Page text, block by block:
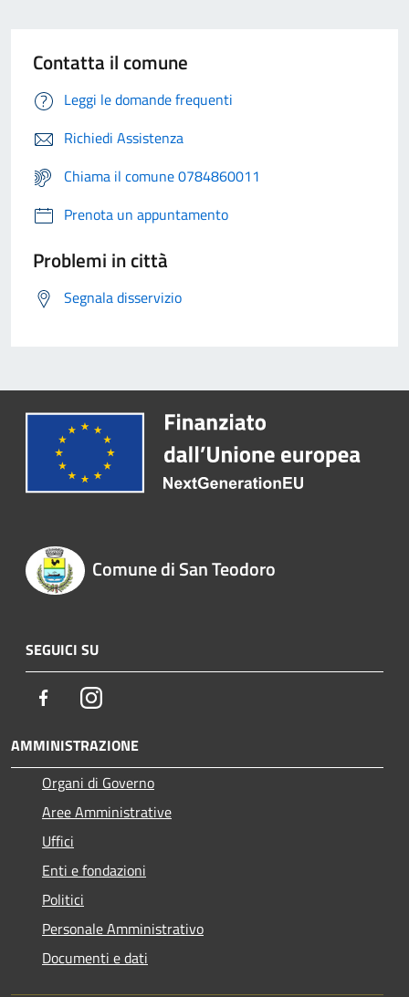
Contatta il comune
Leggi le domande frequenti
Richiedi Assistenza
Chiama il comune 0784860011
Prenota un appuntamento
Problemi in città
Segnala disservizio
Comune di San Teodoro
SEGUICI SU
FacebookInstagram
AMMINISTRAZIONE
Organi di Governo
Aree Amministrative
Uffici
Enti e fondazioni
Politici
Personale Amministrativo
Documenti e dati